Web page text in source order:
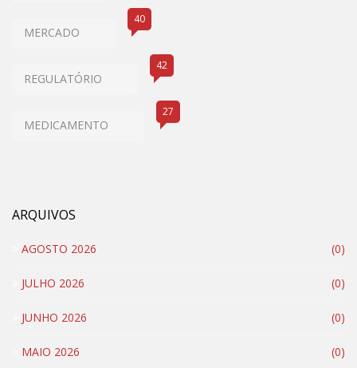
MERCADO
40
REGULATÓRIO
42
MEDICAMENTO
27
ARQUIVOS
AGOSTO 2026 (0)
JULHO 2026 (0)
JUNHO 2026 (0)
MAIO 2026 (0)